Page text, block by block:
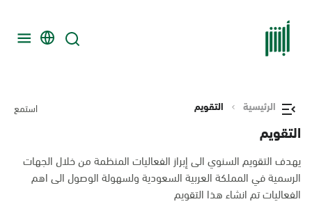
الرئيسية التقويم استمع
التقويم
يهدف التقويم السنوي الى إبراز الفعاليات المنظمة من خلال الجهات
الرسمية في المملكة العربية السعودية ولسهولة الوصول الى اهم
الفعاليات تم انشاء هذا التقويم